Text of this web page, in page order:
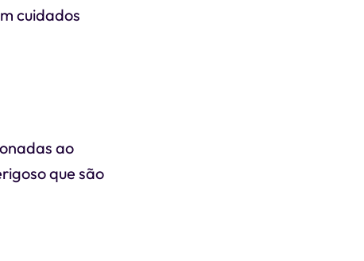
cuidados
ao
que são